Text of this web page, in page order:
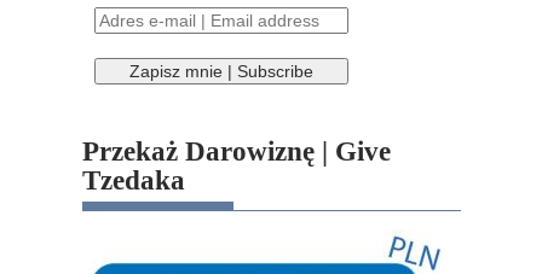
Przekaż Darowiznę | Give
Tzedaka